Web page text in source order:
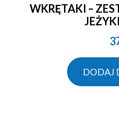
WKRĘTAKI – ZESTAW 5 SZT (3 PŁ, 2 PH)
DODAJ